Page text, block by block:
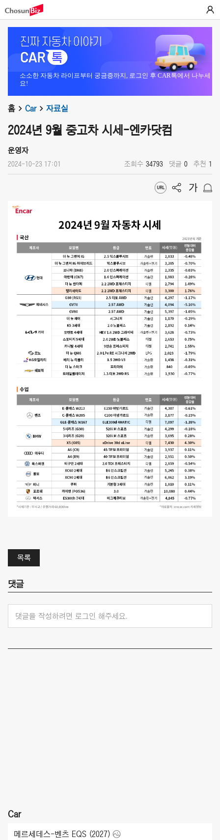
소소한 자동차 라이프부터 궁금증까지, 로그인 후 CAR톡에서 나누세
요!
홈 Car 자료실
2024년 9월 중고차 시세-엔카닷컴
운영자
2024-10-23 17:01 조회수 34793 댓글 0 추천 1
목록
댓글
댓글을 작성하려면 로그인 해주세요.
Car
메르세데스-벤츠 EQS (2027)